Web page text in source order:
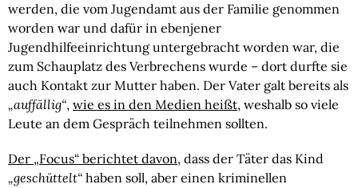
werden, die vom Jugendamt aus der Familie genommen
worden war und dafür in ebenjener
Jugendhilfeeinrichtung untergebracht worden war, die
zum Schauplatz des Verbrechens wurde – dort durfte sie
auch Kontakt zur Mutter haben. Der Vater galt bereits als
„auffällig“, wie es in den Medien heißt, weshalb so viele
Leute an dem Gespräch teilnehmen sollten.
Der „Focus“ berichtet davon, dass der Täter das Kind
„geschüttelt“ haben soll, aber einen kriminellen